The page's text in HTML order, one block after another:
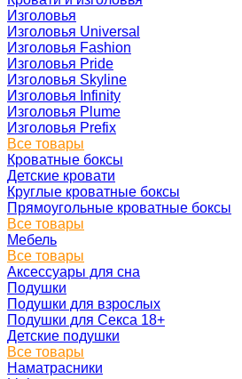
Изголовья
Изголовья Universal
Изголовья Fashion
Изголовья Pride
Изголовья Skyline
Изголовья Infinity
Изголовья Plume
Изголовья Prefix
Все товары
Кроватные боксы
Детские кровати
Круглые кроватные боксы
Прямоугольные кроватные боксы
Все товары
Мебель
Все товары
Аксессуары для сна
Подушки
Подушки для взрослых
Подушки для Секса 18+
Детские подушки
Все товары
Наматрасники